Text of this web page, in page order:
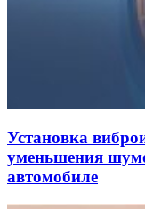
Установка
уменьшения
автомобиле